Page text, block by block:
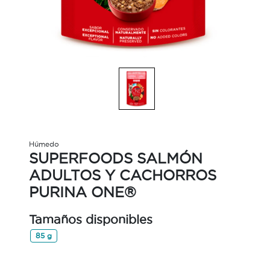
Húmedo
SUPERFOODS SALMÓN
ADULTOS Y CACHORROS
PURINA ONE®
Tamaños disponibles
85 g